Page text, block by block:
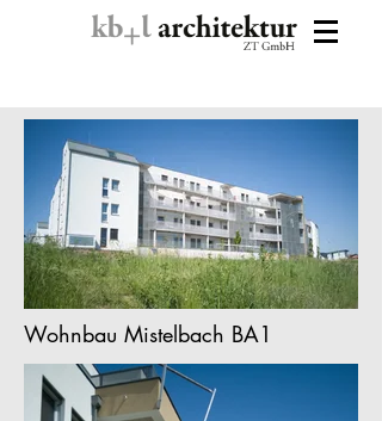
Wohnbau Mistelbach BA1